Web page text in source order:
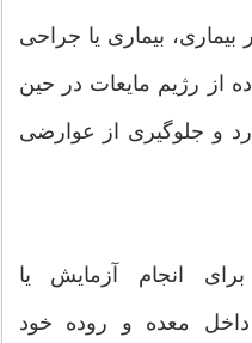
بیماری یا جراحی
از رژیم مایعات در حین
و جلوگیری از عوارضی
انجام آزمایش یا
داخل معده و روده خود